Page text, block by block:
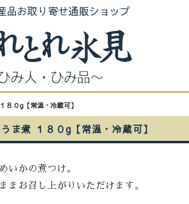
品お取り寄せ通販ショップ
８０g【常温・冷蔵可】
ま煮 １８０g【常温・冷蔵可】
いかの煮つけ。
まお召し上がりいただけます。